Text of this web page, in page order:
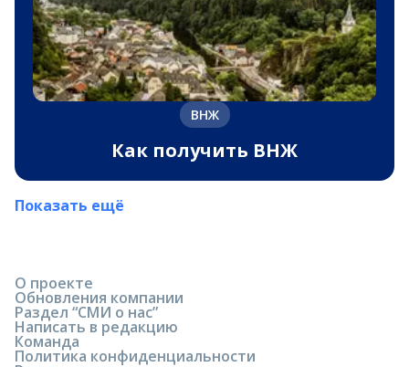
ВНЖ
Как получить ВНЖ
Показать ещё
О проекте
Обновления компании
Раздел “СМИ о нас”
Написать в редакцию
Команда
Политика конфиденциальности